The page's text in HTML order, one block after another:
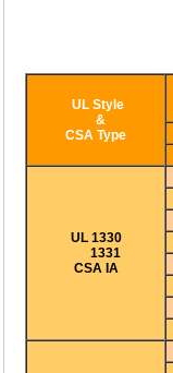
UL Style
&
CSA Type
UL 1330
1331
CSA IA